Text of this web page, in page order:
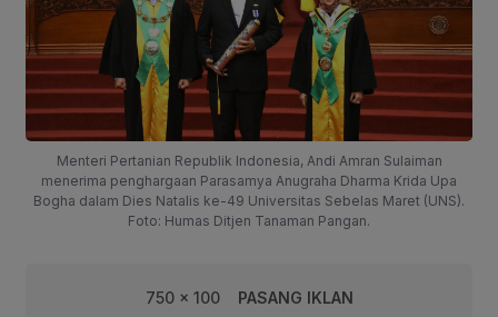
Menteri Pertanian Republik Indonesia, Andi Amran Sulaiman
menerima penghargaan Parasamya Anugraha Dharma Krida Upa
Bogha dalam Dies Natalis ke-49 Universitas Sebelas Maret (UNS).
Foto: Humas Ditjen Tanaman Pangan.
750 x 100 PASANG IKLAN